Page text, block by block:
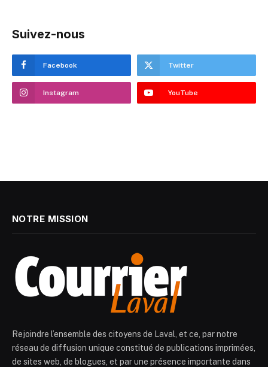
Suivez-nous
Facebook Twitter
Instagram YouTube
NOTRE MISSION
Rejoindre l’ensemble des citoyens de Laval, et ce, par notre
réseau de diffusion unique constitué de publications imprimées,
de sites web, de blogues, et par une présence importante dans